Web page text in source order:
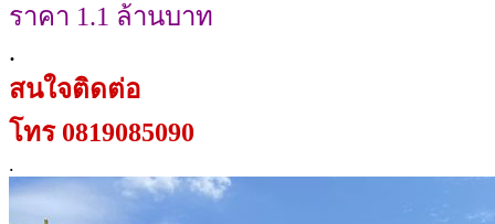
ราคา 1.1 ล้านบาท
.
สนใจติดต่อ
โทร 0819085090
.